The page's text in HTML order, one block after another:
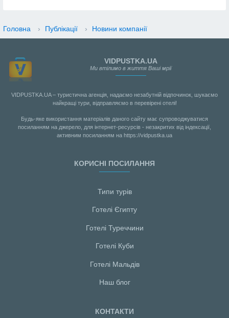
Головна › Публікації › Новини компанії
VIDPUSTKA.UA
Ми втілимо в життя Ваші мрії
VIDPUSTKA.UA – туристична агенція, надаємо незабутній відпочинок, шукаємо
найкращі тури, відправляємо в перевірені отелі!
Будь-яке використання матеріалів даного сайту має супроводжуватися
посиланням на джерело, для інтернет-ресурсів - незакритих від індексації,
активним посиланням на https://vidpustka.ua
КОРИСНІ ПОСИЛАННЯ
Типи турів
Готелі Єгипту
Готелі Туреччини
Готелі Куби
Готелі Мальдiв
Наш блог
КОНТАКТИ